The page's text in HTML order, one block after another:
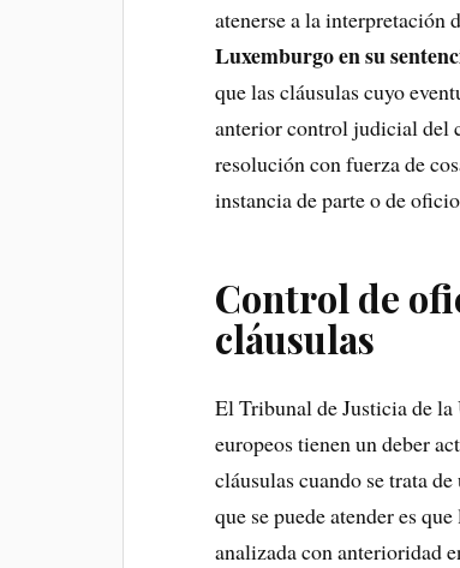
atenerse a la
Luxemburgo en su
que las cláusulas cuyo
anterior control judicial del
resolución con fuerza de
instancia de parte o de
Control de
cláusulas
El Tribunal de Justicia de la
europeos tienen un deber
cláusulas cuando se trata
que se puede atender es
analizada con anterioridad